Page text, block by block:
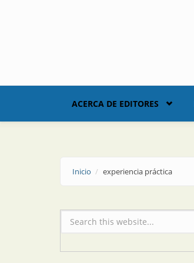
ACERCA DE EDITORES
Inicio experiencia práctica
Formulario de búsqueda